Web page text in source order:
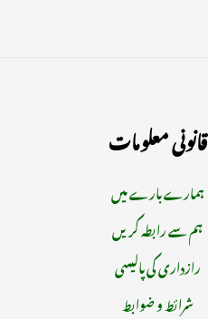
قانونی معلومات
ہمارے بارے میں
ہم سے رابطہ کریں
رازداری کی پالیسی
شرائط و ضوابط